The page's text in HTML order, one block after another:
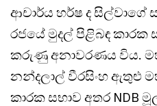
ආචාර්ය හර්ෂ ද සිල්වාගේ
රජයේ මුදල් පිළිබඳ කාරක
කරුණු අනාවරණය විය.
නන්දලාල් වීරසිංහ ඇතුළු
කාරක සභාව අතර NDB